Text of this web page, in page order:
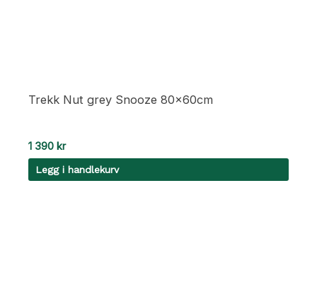
Trekk Nut grey Snooze 80x60cm
1 390 kr
Legg i handlekurv